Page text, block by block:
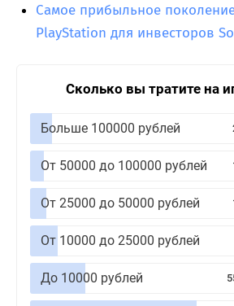
Самое прибыльное
PlayStation для инвесторов
Сколько вы тратите на
Больше 100000 рублей
От 50000 до 100000 рублей
От 25000 до 50000 рублей
От 10000 до 25000 рублей
До 10000 рублей